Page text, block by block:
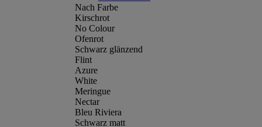
Nach Farbe
Kirschrot
No Colour
Ofenrot
Schwarz glänzend
Flint
Azure
White
Meringue
Nectar
Bleu Riviera
Schwarz matt